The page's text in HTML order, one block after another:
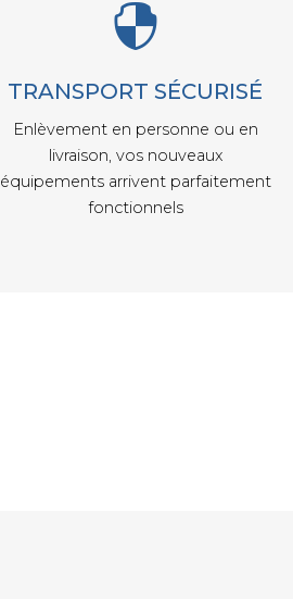

TRANSPORT SÉCURISÉ
Enlèvement en personne ou en
livraison, vos nouveaux
équipements arrivent parfaitement
fonctionnels